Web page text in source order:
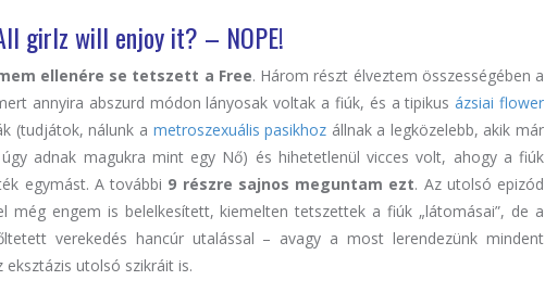
girlz will enjoy it? – NOPE!
ellenére se tetszett a Free. Három részt élveztem összességében a
annyira abszurd módon lányosak voltak a fiúk, és a tipikusázsiai flower
(tudjátok, nálunk a metroszexuális pasikhoz állnak a legközelebb, akik már
adnak magukra mint egy Nő) és hihetetlenül vicces volt, ahogy a fiúk
egymást. A további 9 részre sajnos meguntam ezt. Az utolsó epizód
még engem is belelkesített, kiemelten tetszettek a fiúk „látomásai”, de a
verekedés hancúr utalással – avagy a most lerendezünk mindent
utolsó szikráit is.